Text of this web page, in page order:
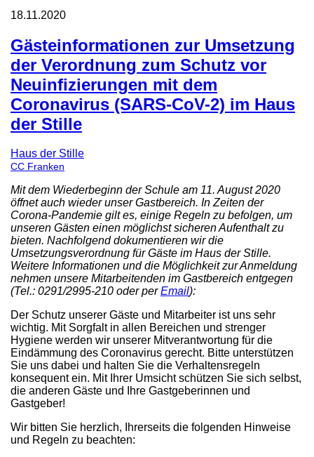
18.11.2020
Gästeinformationen zur Umsetzung
der Verordnung zum Schutz vor
Neuinfizierungen mit dem
Coronavirus (SARS-CoV-2) im Haus
der Stille
Haus der Stille
CC Franken
Mit dem Wiederbeginn der Schule am 11. August 2020
öffnet auch wieder unser Gastbereich. In Zeiten der
Corona-Pandemie gilt es, einige Regeln zu befolgen, um
unseren Gästen einen möglichst sicheren Aufenthalt zu
bieten. Nachfolgend dokumentieren wir die
Umsetzungsverordnung für Gäste im Haus der Stille.
Weitere Informationen und die Möglichkeit zur Anmeldung
nehmen unsere Mitarbeitenden im Gastbereich entgegen
(Tel.: 0291/2995-210 oder perEmail):
Der Schutz unserer Gäste und Mitarbeiter ist uns sehr
wichtig. Mit Sorgfalt in allen Bereichen und strenger
Hygiene werden wir unserer Mitverantwortung für die
Eindämmung des Coronavirus gerecht. Bitte unterstützen
Sie uns dabei und halten Sie die Verhaltensregeln
konsequent ein. Mit Ihrer Umsicht schützen Sie sich selbst,
die anderen Gäste und Ihre Gastgeberinnen und
Gastgeber!
Wir bitten Sie herzlich, Ihrerseits die folgenden Hinweise
und Regeln zu beachten: